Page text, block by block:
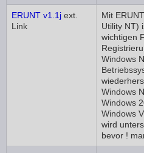
ERUNT v1.1j ext.
Link
Mit
Utility NT)
wichtigen
Windows
Windows
Windows
Windows
wird
bevor !